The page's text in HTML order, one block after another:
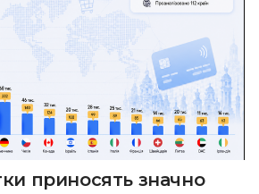
приносять значно